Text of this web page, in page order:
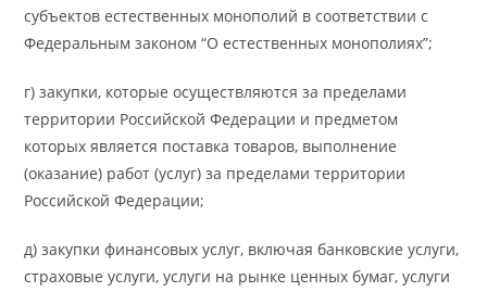
субъектов естественных монополий в соответствии с
Федеральным законом “О естественных монополиях”;
г) закупки, которые осуществляются за пределами
территории Российской Федерации и предметом
которых является поставка товаров, выполнение
(оказание) работ (услуг) за пределами территории
Российской Федерации;
д) закупки финансовых услуг, включая банковские услуги,
страховые услуги, услуги на рынке ценных бумаг, услуги